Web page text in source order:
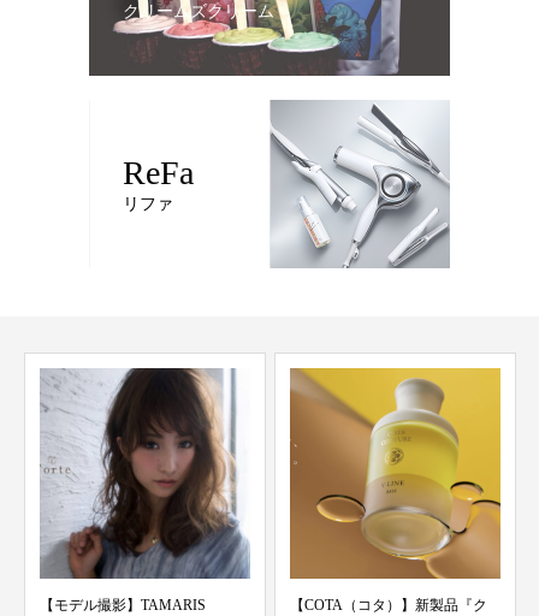
クリームズクリーム
ReFa
リファ
【COTA（コタ）】新製品『ク
【こだわり】美容室では当た